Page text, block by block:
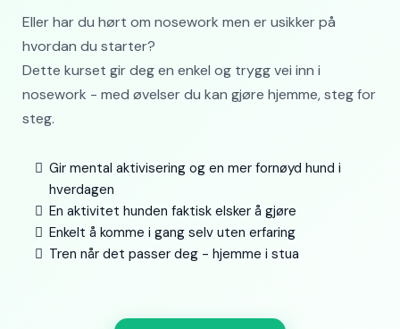
Eller har du hørt om nosework men er usikker på
hvordan du starter?
Dette kurset gir deg en enkel og trygg vei inn i
nosework - med øvelser du kan gjøre hjemme, steg for
steg.
Gir mental aktivisering og en mer fornøyd hund i
hverdagen
En aktivitet hunden faktisk elsker å gjøre
Enkelt å komme i gang selv uten erfaring
Tren når det passer deg - hjemme i stua